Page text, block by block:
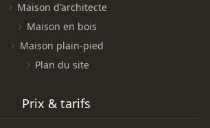
Maison d'architecte
Maison en bois
Maison plain-pied
Plan du site
Prix & tarifs